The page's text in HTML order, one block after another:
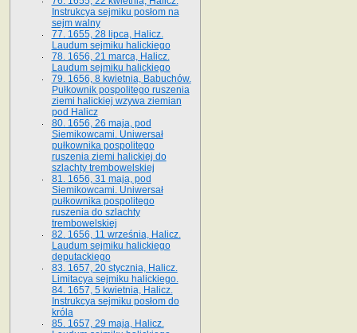
Instrukcya sejmiku posłom na
sejm walny
77. 1655, 28 lipca, Halicz.
Laudum sejmiku halickiego
78. 1656, 21 marca, Halicz.
Laudum sejmiku halickiego
79. 1656, 8 kwietnia, Babuchów.
Pułkownik pospolitego ruszenia
ziemi halickiej wzywa ziemian
pod Halicz
80. 1656, 26 maja, pod
Siemikowcami. Uniwersał
pułkownika pospolitego
ruszenia ziemi halickiej do
szlachty trembowelskiej
81. 1656, 31 maja, pod
Siemikowcami. Uniwersał
pułkownika pospolitego
ruszenia do szlachty
trembowelskiej
82. 1656, 11 września, Halicz.
Laudum sejmiku halickiego
deputackiego
83. 1657, 20 stycznia, Halicz.
Limitacya sejmiku halickiego.
84. 1657, 5 kwietnia, Halicz.
Instrukcya sejmiku posłom do
króla
85. 1657, 29 maja, Halicz.